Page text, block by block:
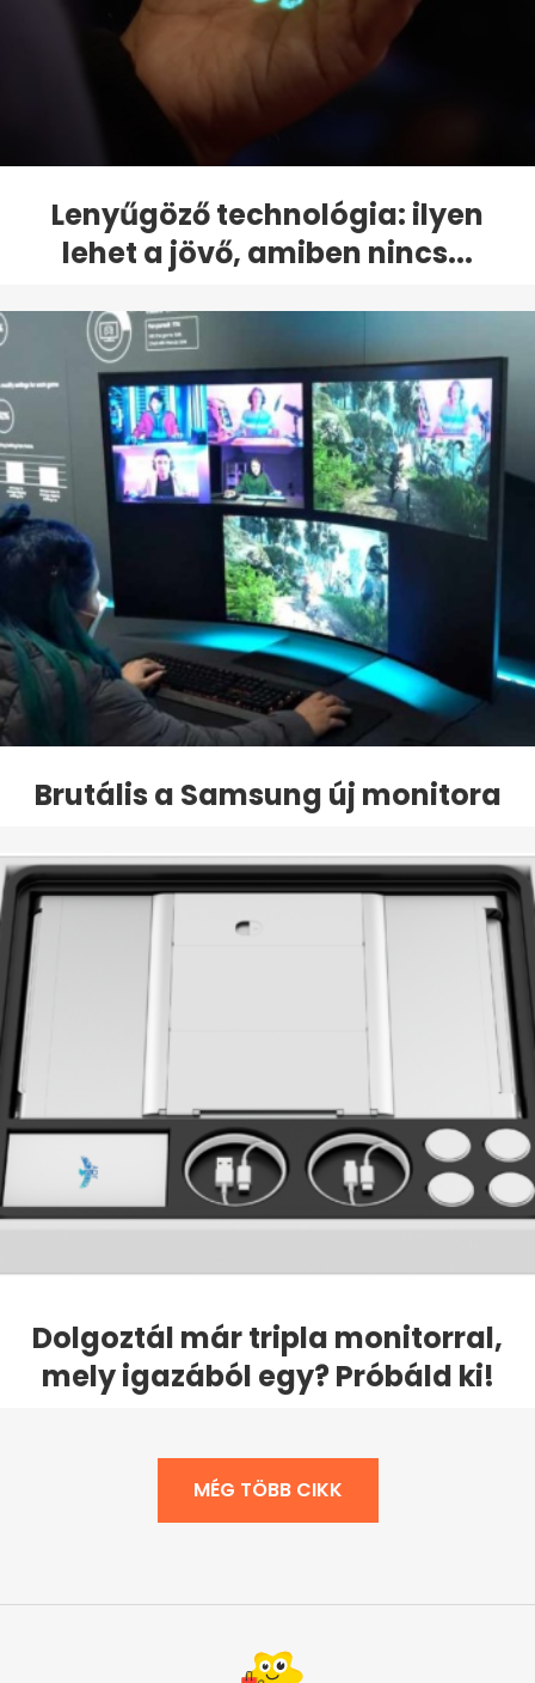
Lenyűgöző technológia: ilyen
lehet a jövő, amiben nincs...
Brutális a Samsung új monitora
Dolgoztál már tripla monitorral,
mely igazából egy? Próbáld ki!
MÉG TÖBB CIKK